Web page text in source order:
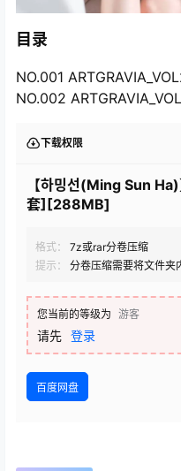
目录
NO.001
NO.002
下载权限
【하밍선(Ming Sun
套][288MB]
格式：
7z或rar分卷压缩
提示：
分卷压缩需要将文件夹
您当前的等级为 游客
请先 登录
百度网盘